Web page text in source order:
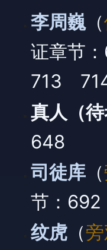
李周巍（
证章
713
真人（
648
司徒库 （
节：692
纹虎 （